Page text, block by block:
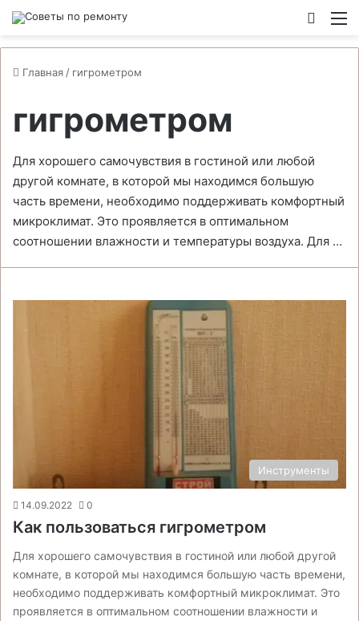
Главная / гигрометром
гигрометром
Для хорошего самочувствия в гостиной или любой
другой комнате, в которой мы находимся большую
часть времени, необходимо поддерживать комфортный
микроклимат. Это проявляется в оптимальном
соотношении влажности и температуры воздуха. Для …
Инструменты
14.09.2022 0
Как пользоваться гигрометром
Для хорошего самочувствия в гостиной или любой другой
комнате, в которой мы находимся большую часть времени,
необходимо поддерживать комфортный микроклимат. Это
проявляется в оптимальном соотношении влажности и